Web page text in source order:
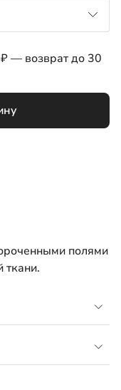
— возврат до 30
полями
ткани.
хлопок
стирка при